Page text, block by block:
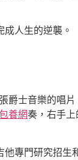
人生的逆襲。
士音樂的唱
養網奏，右手
門研究招生